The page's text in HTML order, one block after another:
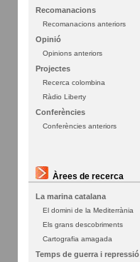
Recomanacions
Recomanacions anteriors
Opinió
Opinions anteriors
Projectes
Recerca colombina
Ràdio Liberty
Conferències
Conferències anteriors
Àrees de recerca
La marina catalana
El domini de la Mediterrània
Els grans descobriments
Cartografia amagada
Temps de guerra i repressió